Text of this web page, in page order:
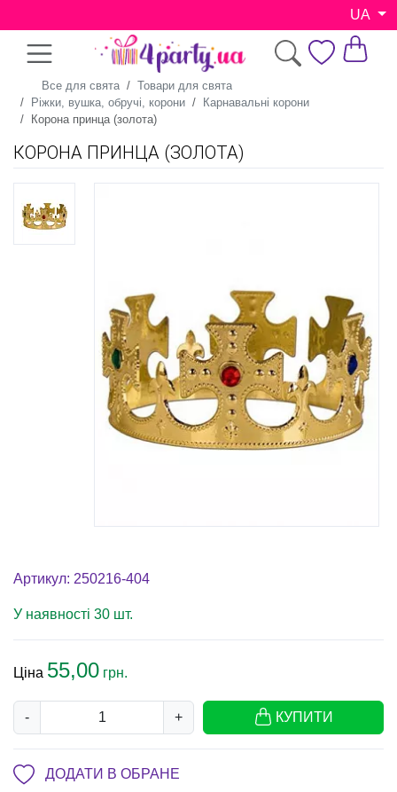
UA
Все для свята
Товари для свята
Ріжки, вушка, обручі, корони
Карнавальні корони
Корона принца (золота)
КОРОНА ПРИНЦА (ЗОЛОТА)
Артикул: 250216-404
У наявності 30 шт.
Ціна 55,00 грн.
- + КУПИТИ
ДОДАТИ В ОБРАНЕ